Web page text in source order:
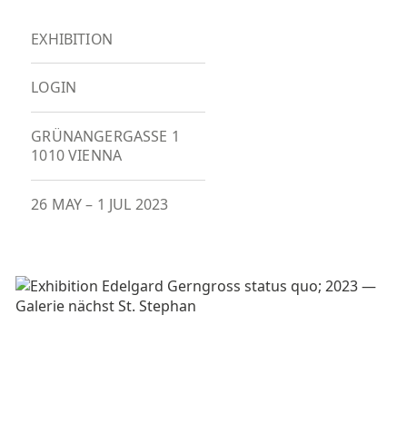
EXHIBITION
LOGIN
GRÜNANGERGASSE 1
1010 VIENNA
26 MAY– 1 JUL 2023